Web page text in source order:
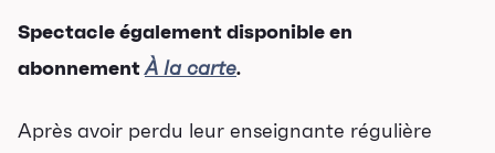
Spectacle également disponible en
abonnement À la carte.
Après avoir perdu leur enseignante régulière